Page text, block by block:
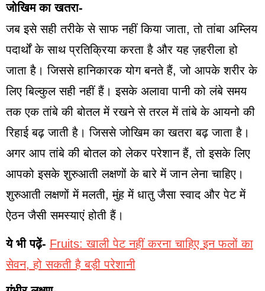
जोखिम का खतरा-
जब इसे सही तरीके से साफ नहीं किया जाता, तो तांबा अम्लिय
पदार्थों के साथ प्रतिक्रिया करता है और यह ज़हरीला हो
जाता है। जिससे हानिकारक योग बनते हैं, जो आपके शरीर के
लिए बिल्कुल सही नहीं हैं। इसके अलावा पानी को लंबे समय
तक एक तांबे की बोतल में रखने से तरल में तांबे के आयनो की
रिहाई बढ़ जाती है। जिससे जोखिम का खतरा बढ़ जाता है।
अगर आप तांबे की बोतल को लेकर परेशान हैं, तो इसके लिए
आपको इसके शुरुआती लक्षणों के बारे में जान लेना चाहिए।
शुरुआती लक्षणों में मलती, मुंह में धातु जैसा स्वाद और पेट में
ऐठन जैसी समस्याएं होती हैं।
ये भी पढ़ें- Fruits: खाली पेट नहीं करना चाहिए इन फलों का
सेवन, हो सकती है बड़ी परेशानी